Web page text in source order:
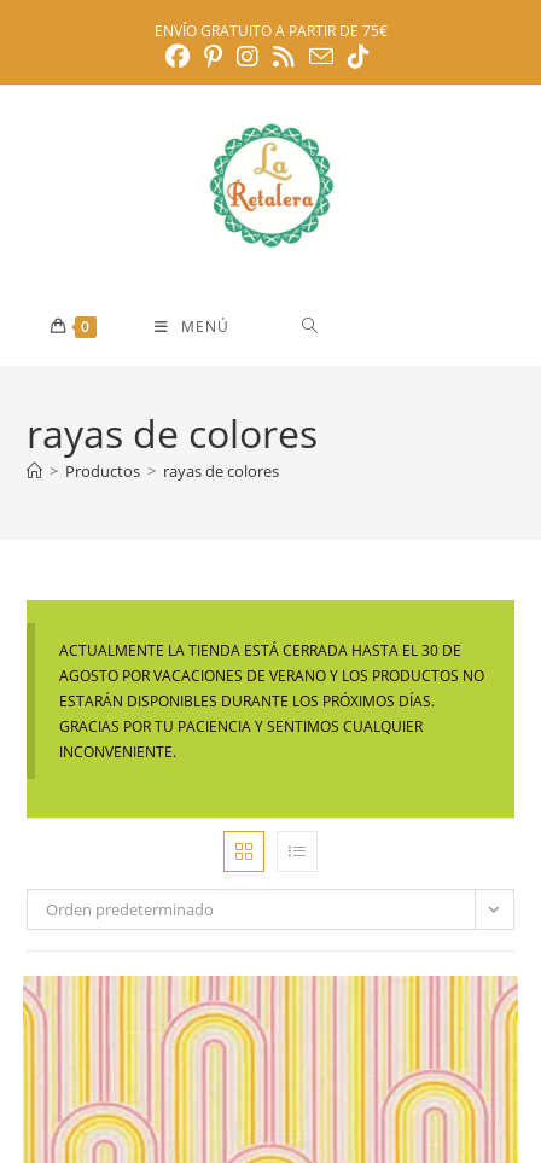
ENVÍO GRATUITO A PARTIR DE 75€
0 MENÚ
rayas de colores
> Productos > rayas de colores
ACTUALMENTE LA TIENDA ESTÁ CERRADA HASTA EL 30 DE
AGOSTO POR VACACIONES DE VERANO Y LOS PRODUCTOS NO
ESTARÁN DISPONIBLES DURANTE LOS PRÓXIMOS DÍAS.
GRACIAS POR TU PACIENCIA Y SENTIMOS CUALQUIER
INCONVENIENTE.
Orden predeterminado